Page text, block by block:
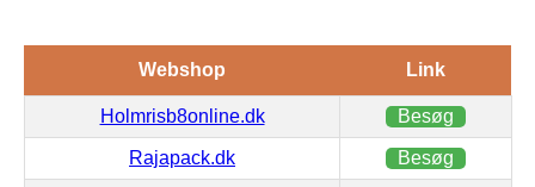
Webshop Link
Holmrisb8online.dk Besøg
Rajapack.dk Besøg